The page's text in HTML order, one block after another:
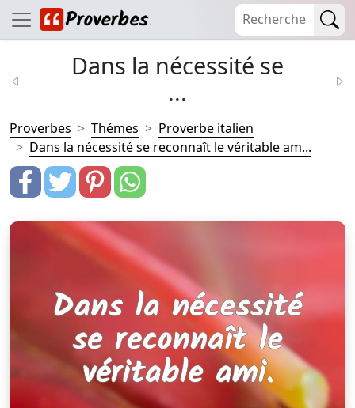
Dans la nécessité se
...
Proverbes Thémes
Proverbe italien
Dans la nécessité se reconnaît le véritable am...